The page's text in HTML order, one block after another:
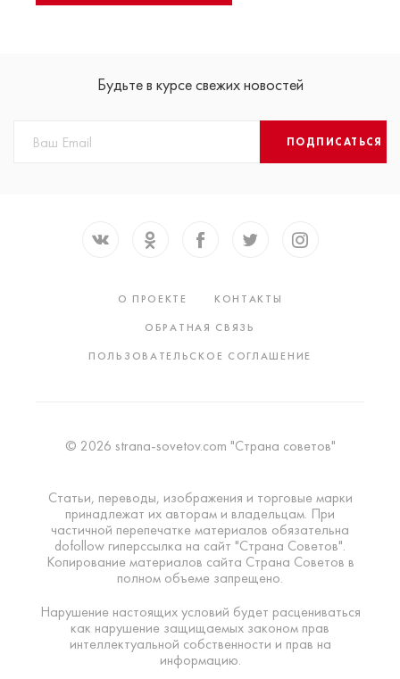
Будьте в курсе свежих новостей
ПОДПИСАТЬСЯ
О ПРОЕКТЕ
КОНТАКТЫ
ОБРАТНАЯ СВЯЗЬ
ПОЛЬЗОВАТЕЛЬСКОЕ СОГЛАШЕНИЕ
© 2026 strana-sovetov.com "Страна советов"
Статьи, переводы, изображения и торговые марки
принадлежат их авторам и владельцам. При
частичной перепечатке материалов обязательна
dofollow гиперссылка на сайт "Страна Советов".
Копирование материалов сайта Страна Советов в
полном объеме запрещено.
Нарушение настоящих условий будет расцениваться
как нарушение защищаемых законом прав
интеллектуальной собственности и прав на
информацию.